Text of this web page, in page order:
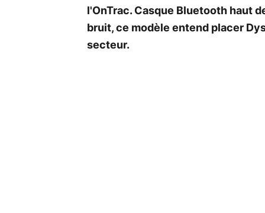
l'OnTrac. Casque Bluetooth haut
bruit, ce modèle entend placer
secteur.